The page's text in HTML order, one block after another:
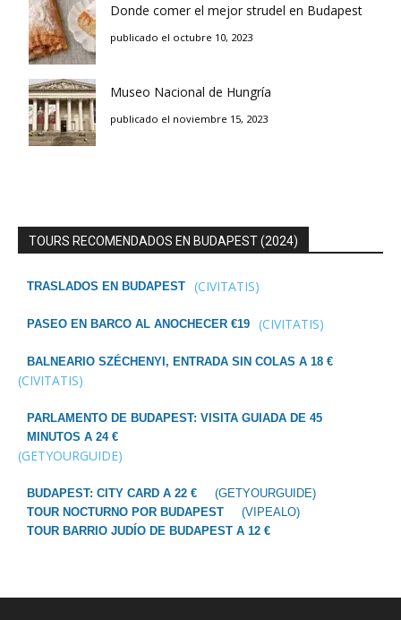
Donde comer el mejor strudel en Budapest
publicado el octubre 10, 2023
Museo Nacional de Hungría
publicado el noviembre 15, 2023
TOURS RECOMENDADOS EN BUDAPEST (2024)
TRASLADOS EN BUDAPEST (CIVITATIS)
PASEO EN BARCO AL ANOCHECER €19 (CIVITATIS)
BALNEARIO SZÉCHENYI, ENTRADA SIN COLAS A 18 €
(CIVITATIS)
PARLAMENTO DE BUDAPEST: VISITA GUIADA DE 45
MINUTOS A 24 €
(GETYOURGUIDE)
BUDAPEST: CITY CARD A 22 €
(GETYOURGUIDE)
TOUR NOCTURNO POR BUDAPEST
(VIPEALO)
TOUR BARRIO JUDÍO DE BUDAPEST A 12 €